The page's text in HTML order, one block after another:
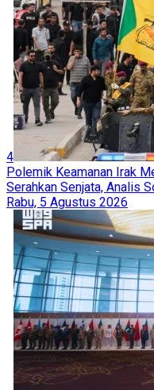
4
Polemik Keamanan Irak
Serahkan Senjata, Analis
Rabu, 5 Agustus 2026